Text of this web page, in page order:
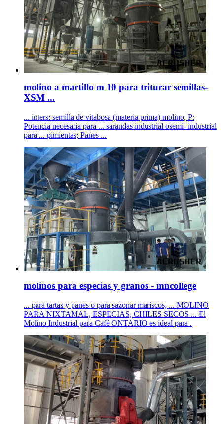
molino a martillo m 10 para triturar semillas-
XSM ...
... inters: semilla de vitabosa (materia prima) molino, P:
Potencia necesaria para ... sarandas industrial osemi- industrial
para ... pimientas; Panes ...
molinos para especias y granos - mncollege
... para tartas y panes o para sazonar mariscos, ... MOLINO
PARA NIXTAMAL, ESPECIAS, CHILES SECOS ... El
Molino Industrial para Café ONTARIO es ideal para .